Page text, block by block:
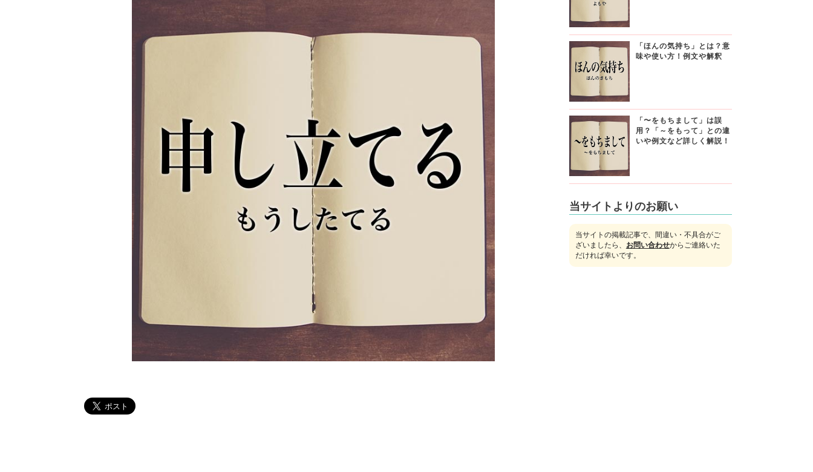
「ほんの気持ち」とは？意
味や使い方！例文や解釈
「〜をもちまして」は誤
用？「～をもって」との違
いや例文など詳しく解説！
当サイトよりのお願い
当サイトの掲載記事で、間違い・不具合がご
ざいましたら、 お問い合わせからご連絡いた
だければ幸いです。